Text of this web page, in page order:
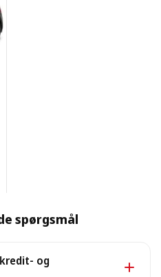
spørgsmål
og